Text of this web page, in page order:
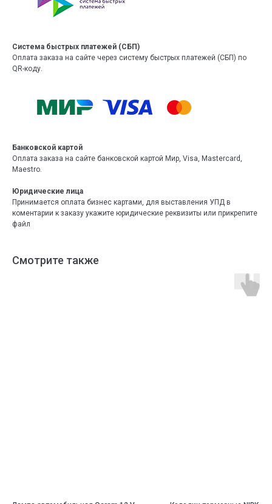
Система быстрых платежей (СБП)
Оплата заказа на сайте через систему быстрых платежей (СБП) по
QR-коду.
Банковской картой
Оплата заказа на сайте банковской картой Мир, Visa, Mastercard,
Maestro.
Юридические лица
Принимается оплата бизнес картами, для выставления УПД в
коментарии к заказу укажите юридические реквизиты или прикрепите
файл
Смотрите также